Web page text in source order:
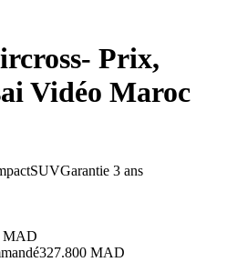
- Prix,
Vidéo Maroc
SUVGarantie 3 ans
MAD
327.800 MAD